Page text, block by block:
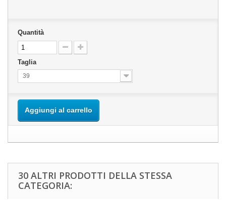
Quantità
Taglia
39
Aggiungi al carrello
30 ALTRI PRODOTTI DELLA STESSA
CATEGORIA: